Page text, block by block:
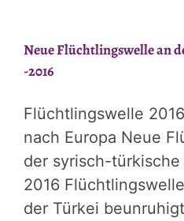
Neue Flüchtlingswelle an
-2016
Flüchtlingswelle
nach Europa Neue
der syrisch-
2016
der Türkei